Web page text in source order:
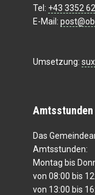
Tel: +43 3352
E-Mail:
Umsetzung:
Amtsstunden
Das
Amtsstunden:
Montag bis
von 08:00 bis
von 13:00 bis